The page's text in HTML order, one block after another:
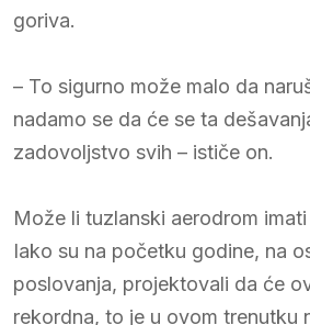
goriva.
– To sigurno može malo da
nadamo se da će se ta
zadovoljstvo svih – ističe on.
Može li tuzlanski aerodrom
Iako su na početku godine, na
poslovanja, projektovali da će
rekordna, to je u ovom trenutku